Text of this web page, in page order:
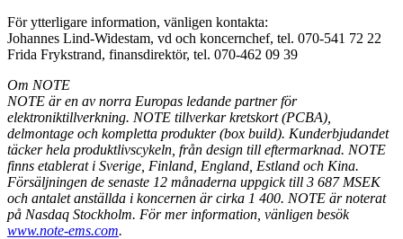
För ytterligare information, vänligen kontakta:
Johannes Lind-Widestam, vd och koncernchef, tel. 070-541 72 22
Frida Frykstrand, finansdirektör, tel. 070-462 09 39
Om NOTE
NOTE är en av norra Europas ledande partner för
elektroniktillverkning. NOTE tillverkar kretskort (PCBA),
delmontage och kompletta produkter (box build). Kunderbjudandet
täcker hela produktlivscykeln, från design till eftermarknad. NOTE
finns etablerat i Sverige, Finland, England, Estland och Kina.
Försäljningen de senaste 12 månaderna uppgick till 3 687 MSEK
och antalet anställda i koncernen är cirka 1 400. NOTE är noterat
på Nasdaq Stockholm. För mer information, vänligen besök
www.note-ems.com.